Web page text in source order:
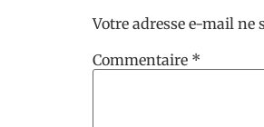
Votre adresse e-mail ne
Commentaire *